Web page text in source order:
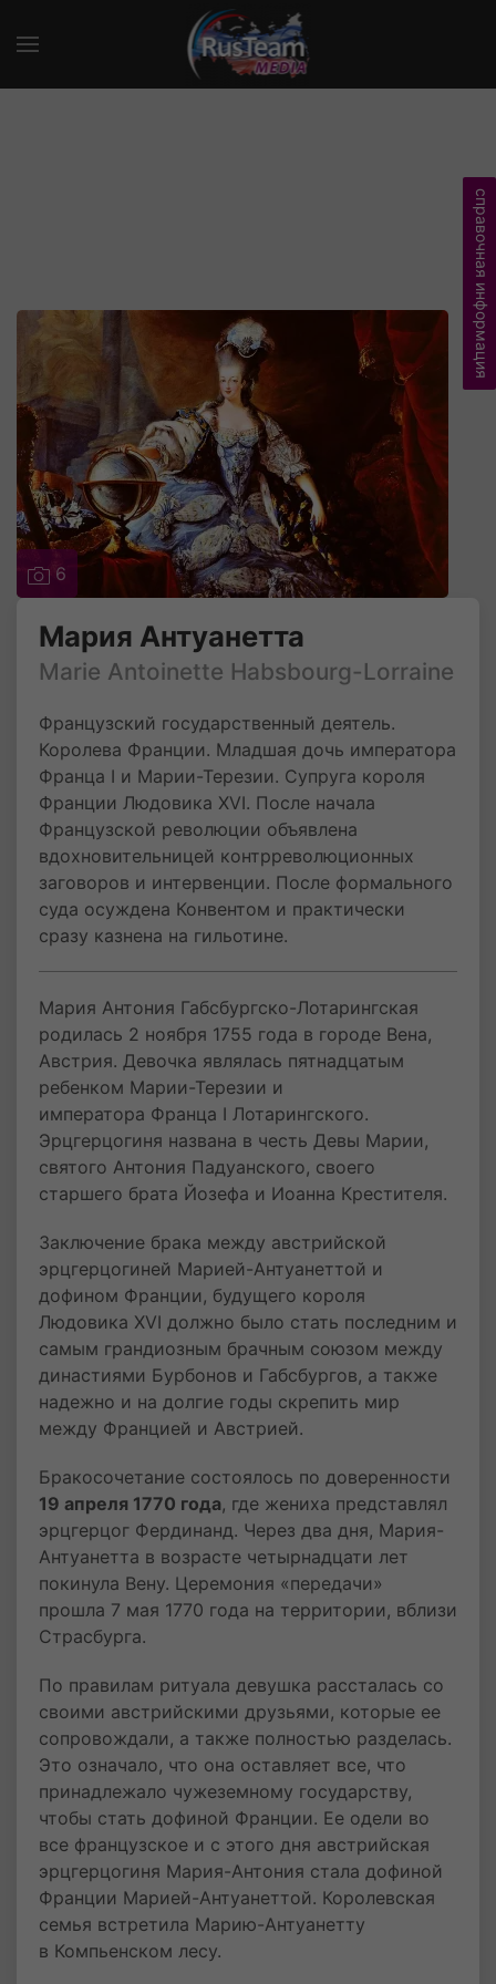
6
Мария Антуанетта
Marie Antoinette Habsbourg-Lorraine
Французский государственный деятель.
Королева Франции. Младшая дочь императора
Франца I и Марии-Терезии. Супруга короля
Франции Людовика XVI. После начала
Французской революции объявлена
вдохновительницей контрреволюционных
заговоров и интервенции. После формального
суда осуждена Конвентом и практически
сразу казнена на гильотине.
Мария Антония Габсбургско-Лотарингская
родилась 2 ноября 1755 года в городе Вена,
Австрия. Девочка являлась пятнадцатым
ребенком Марии-Терезии и
императора Франца I Лотарингского.
Эрцгерцогиня названа в честь Девы Марии,
святого Антония Падуанского, своего
старшего брата Йозефа и Иоанна Крестителя.
Заключение брака между австрийской
эрцгерцогиней Марией-Антуанеттой и
дофином Франции, будущего короля
Людовика XVI должно было стать последним и
самым грандиозным брачным союзом между
династиями Бурбонов и Габсбургов, а также
надежно и на долгие годы скрепить мир
между Францией и Австрией.
Бракосочетание состоялось по доверенности
19 апреля 1770 года, где жениха представлял
эрцгерцог Фердинанд. Через два дня, Мария-
Антуанетта в возрасте четырнадцати лет
покинула Вену. Церемония «передачи»
прошла 7 мая 1770 года на территории, вблизи
Страсбурга.
По правилам ритуала девушка рассталась со
своими австрийскими друзьями, которые ее
сопровождали, а также полностью разделась.
Это означало, что она оставляет все, что
принадлежало чужеземному государству,
чтобы стать дофиной Франции. Ее одели во
все французское и с этого дня австрийская
эрцгерцогиня Мария-Антония стала дофиной
Франции Марией-Антуанеттой. Королевская
семья встретила Марию-Антуанетту
в Компьенском лесу.
справочная информация